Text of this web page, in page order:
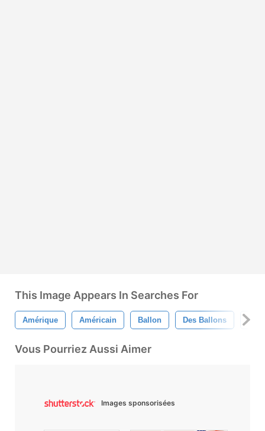
This Image Appears In Searches For
Amérique Américain Ballon Des Ballons
Vous Pourriez Aussi Aimer
Images sponsorisées